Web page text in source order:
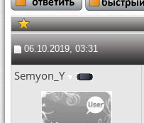
06.10.2019, 03:31
Semyon_Y